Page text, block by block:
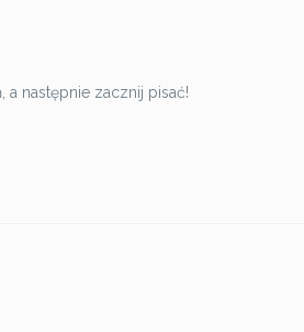
następnie zacznij pisać!